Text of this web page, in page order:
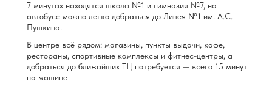
7 минутах находятся школа №1 и гимназия №7, на
автобусе можно легко добраться до Лицея №1 им. А.С.
Пушкина.
В центре всё рядом: магазины, пункты выдачи, кафе,
рестораны, спортивные комплексы и фитнес-центры, а
добраться до ближайших ТЦ потребуется — всего 15 минут
на машине